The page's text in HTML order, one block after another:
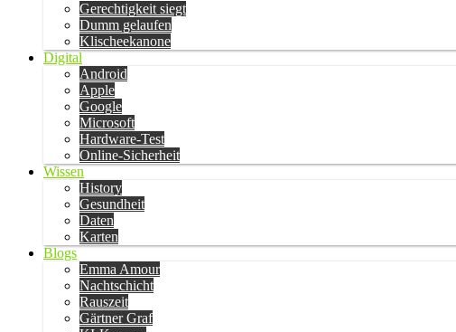
Gerechtigkeit siegt
Dumm gelaufen
Klischeekanone
Digital
Android
Apple
Google
Microsoft
Hardware-Test
Online-Sicherheit
Wissen
History
Gesundheit
Daten
Karten
Blogs
Emma Amour
Nachtschicht
Rauszeit
Gärtner Graf